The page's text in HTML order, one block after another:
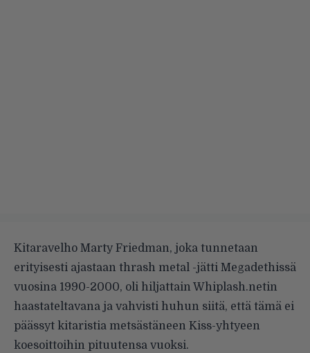
Kitaravelho Marty Friedman, joka tunnetaan
erityisesti ajastaan thrash metal -jätti Megadethissä
vuosina 1990-2000, oli hiljattain Whiplash.netin
haastateltavana ja vahvisti huhun siitä, että tämä ei
päässyt kitaristia metsästäneen Kiss-yhtyeen
koesoittoihin pituutensa vuoksi.